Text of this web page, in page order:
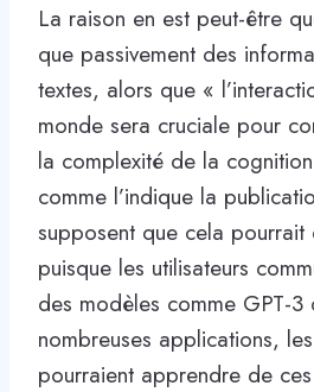
La raison en est peut-être
que passivement des
textes, alors que «
monde sera cruciale pour
la complexité de la
comme l’indique la
supposent que cela pourrait
puisque les utilisateurs
des modèles comme GPT-3
nombreuses applications,
pourraient apprendre de